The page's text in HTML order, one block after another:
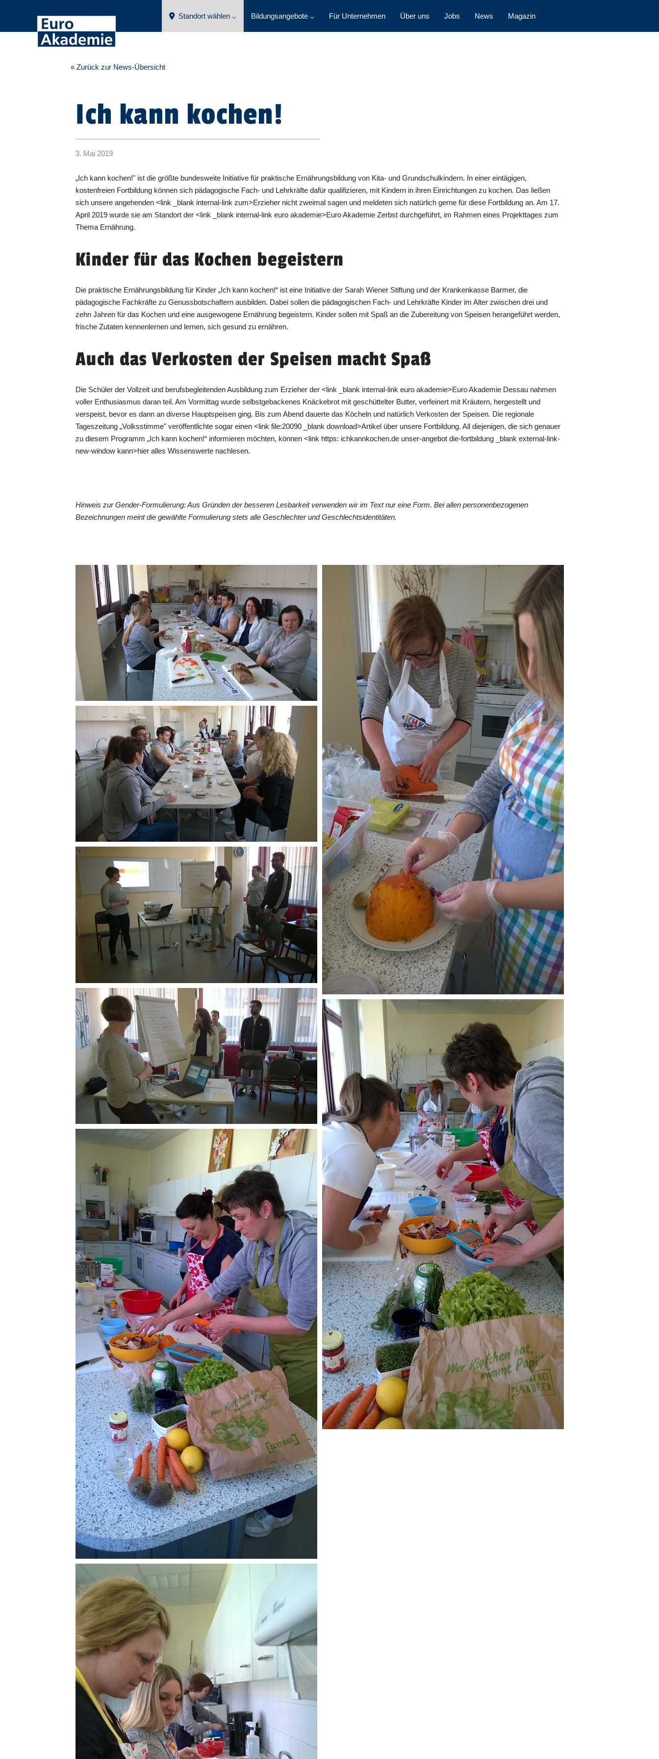
Standort wählen ⌵ Bildungsangebote ⌵ Für Unternehmen Über uns Jobs News Magazin
« Zurück zur News-Übersicht
Ich kann kochen!
3. Mai 2019
„Ich kann kochen!" ist die größte bundesweite Initiative für praktische Ernährungsbildung von Kita- und Grundschulkindern. In einer eintägigen,
kostenfreien Fortbildung können sich pädagogische Fach- und Lehrkräfte dafür qualifizieren, mit Kindern in ihren Einrichtungen zu kochen. Das ließen
sich unsere angehenden <link _blank internal-link zum>Erzieher nicht zweimal sagen und meldeten sich natürlich gerne für diese Fortbildung an. Am 17.
April 2019 wurde sie am Standort der <link _blank internal-link euro akademie>Euro Akademie Zerbst durchgeführt, im Rahmen eines Projekttages zum
Thema Ernährung.
Kinder für das Kochen begeistern
Die praktische Ernährungsbildung für Kinder „Ich kann kochen!“ ist eine Initiative der Sarah Wiener Stiftung und der Krankenkasse Barmer, die
pädagogische Fachkräfte zu Genussbotschaftern ausbilden. Dabei sollen die pädagogischen Fach- und Lehrkräfte Kinder im Alter zwischen drei und
zehn Jahren für das Kochen und eine ausgewogene Ernährung begeistern. Kinder sollen mit Spaß an die Zubereitung von Speisen herangeführt werden,
frische Zutaten kennenlernen und lernen, sich gesund zu ernähren.
Auch das Verkosten der Speisen macht Spaß
Die Schüler der Vollzeit und berufsbegleitenden Ausbildung zum Erzieher der <link _blank internal-link euro akademie>Euro Akademie Dessau nahmen
voller Enthusiasmus daran teil. Am Vormittag wurde selbstgebackenes Knäckebrot mit geschüttelter Butter, verfeinert mit Kräutern, hergestellt und
verspeist, bevor es dann an diverse Hauptspeisen ging. Bis zum Abend dauerte das Köcheln und natürlich Verkosten der Speisen. Die regionale
Tageszeitung „Volksstimme" veröffentlichte sogar einen <link file:20090 _blank download>Artikel über unsere Fortbildung. All diejenigen, die sich genauer
zu diesem Programm „Ich kann kochen!“ informieren möchten, können <link https: ichkannkochen.de unser-angebot die-fortbildung _blank external-link-
new-window kann>hier alles Wissenswerte nachlesen.
Hinweis zur Gender-Formulierung: Aus Gründen der besseren Lesbarkeit verwenden wir im Text nur eine Form. Bei allen personenbezogenen
Bezeichnungen meint die gewählte Formulierung stets alle Geschlechter und Geschlechtsidentitäten.